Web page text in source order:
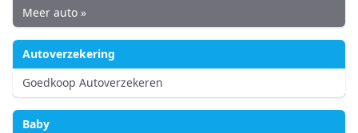
Meer auto »
Autoverzekering
Goedkoop Autoverzekeren
Baby